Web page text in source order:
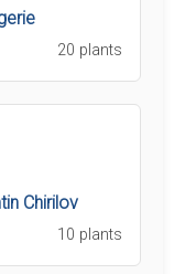
20 plants
Chirilov
10 plants